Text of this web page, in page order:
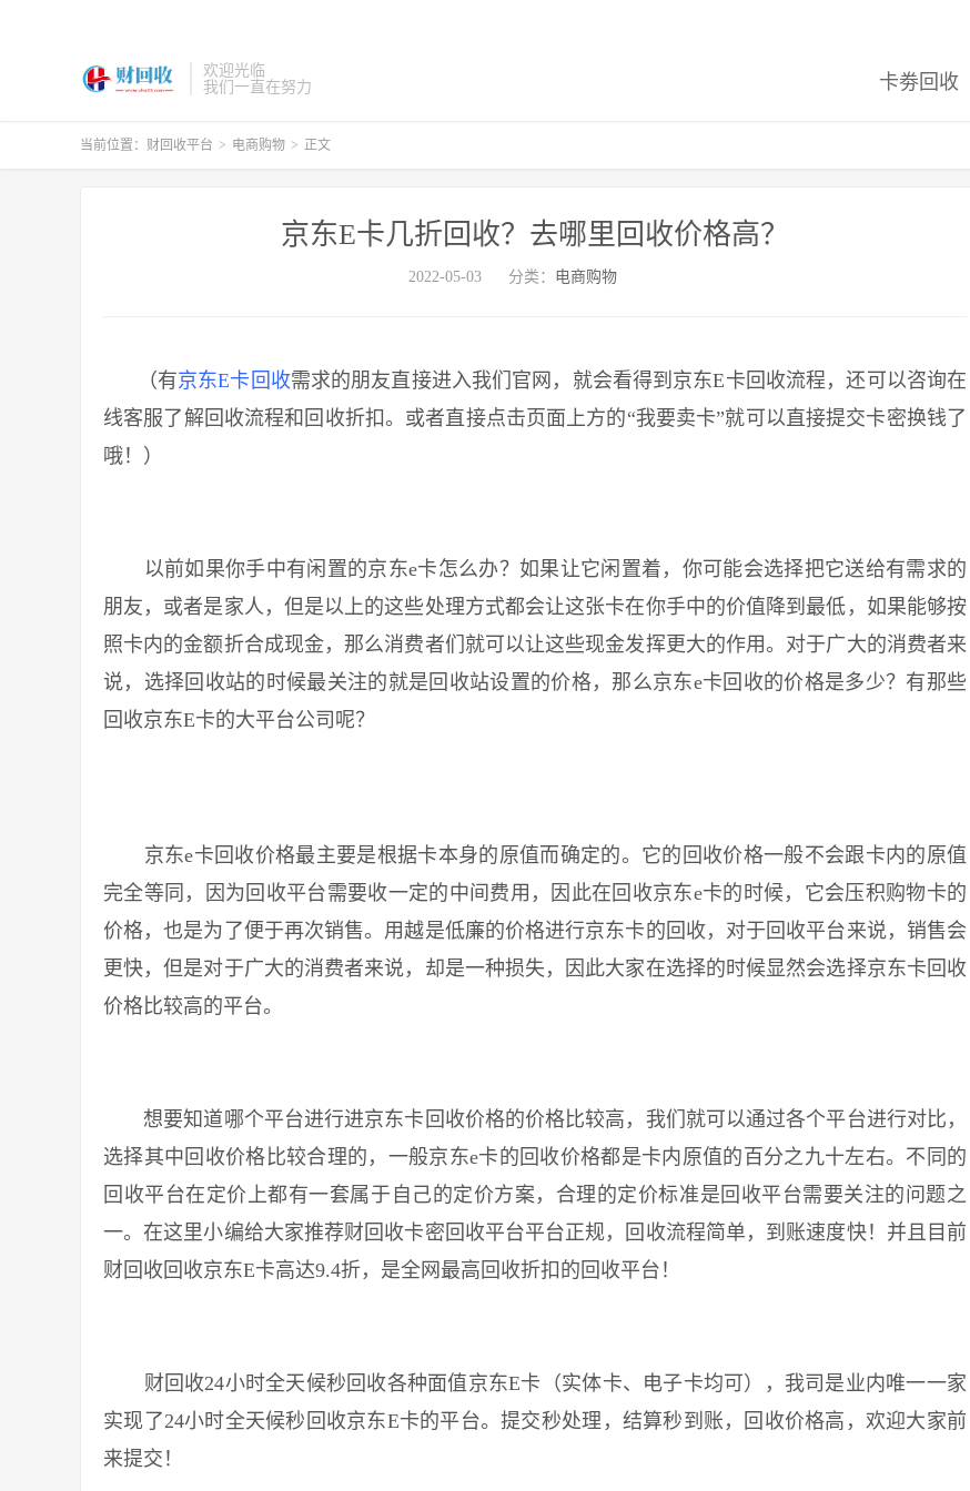
欢迎光临
我们一直在努力
卡劵回收
当前位置： 财回收平台 > 电商购物 > 正文
京东E卡几折回收？去哪里回收价格高？
2022-05-03 分类： 电商购物
（有京东E卡回收需求的朋友直接进入我们官网，就会看得到京东E卡回收流程，还可以咨询在
线客服了解回收流程和回收折扣。或者直接点击页面上方的“我要卖卡”就可以直接提交卡密换钱了
哦！）
以前如果你手中有闲置的京东e卡怎么办？如果让它闲置着，你可能会选择把它送给有需求的
朋友，或者是家人，但是以上的这些处理方式都会让这张卡在你手中的价值降到最低，如果能够按
照卡内的金额折合成现金，那么消费者们就可以让这些现金发挥更大的作用。对于广大的消费者来
说，选择回收站的时候最关注的就是回收站设置的价格，那么京东e卡回收的价格是多少？有那些
回收京东E卡的大平台公司呢？
京东e卡回收价格最主要是根据卡本身的原值而确定的。它的回收价格一般不会跟卡内的原值
完全等同，因为回收平台需要收一定的中间费用，因此在回收京东e卡的时候，它会压积购物卡的
价格，也是为了便于再次销售。用越是低廉的价格进行京东卡的回收，对于回收平台来说，销售会
更快，但是对于广大的消费者来说，却是一种损失，因此大家在选择的时候显然会选择京东卡回收
价格比较高的平台。
想要知道哪个平台进行进京东卡回收价格的价格比较高，我们就可以通过各个平台进行对比，
选择其中回收价格比较合理的，一般京东e卡的回收价格都是卡内原值的百分之九十左右。不同的
回收平台在定价上都有一套属于自己的定价方案，合理的定价标准是回收平台需要关注的问题之
一。在这里小编给大家推荐财回收卡密回收平台平台正规，回收流程简单，到账速度快！并且目前
财回收回收京东E卡高达9.4折，是全网最高回收折扣的回收平台！
财回收24小时全天候秒回收各种面值京东E卡（实体卡、电子卡均可），我司是业内唯一一家
实现了24小时全天候秒回收京东E卡的平台。提交秒处理，结算秒到账，回收价格高，欢迎大家前
来提交！